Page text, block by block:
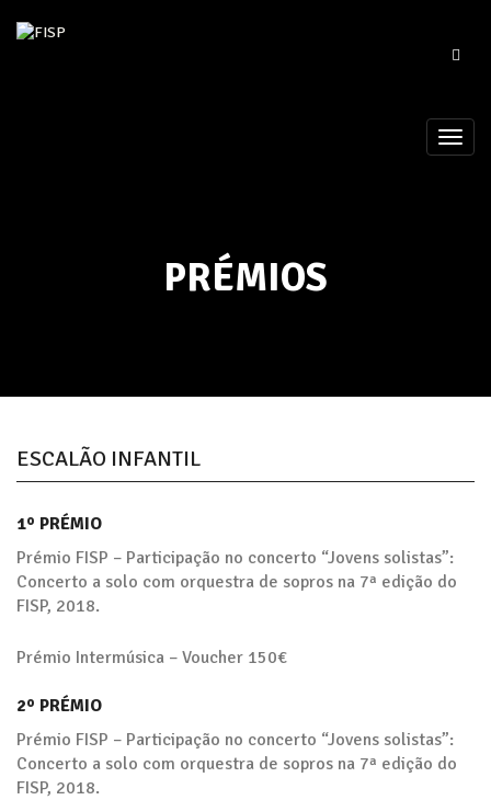
PRÉMIOS
ESCALÃO INFANTIL
1º PRÉMIO
Prémio FISP – Participação no concerto “Jovens solistas”:
Concerto a solo com orquestra de sopros na 7ª edição do
FISP, 2018.
Prémio Intermúsica – Voucher 150€
2º PRÉMIO
Prémio FISP – Participação no concerto “Jovens solistas”:
Concerto a solo com orquestra de sopros na 7ª edição do
FISP, 2018.